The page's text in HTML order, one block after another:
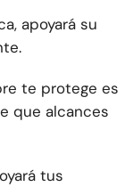
apoyará su
te protege es
que alcances
tus